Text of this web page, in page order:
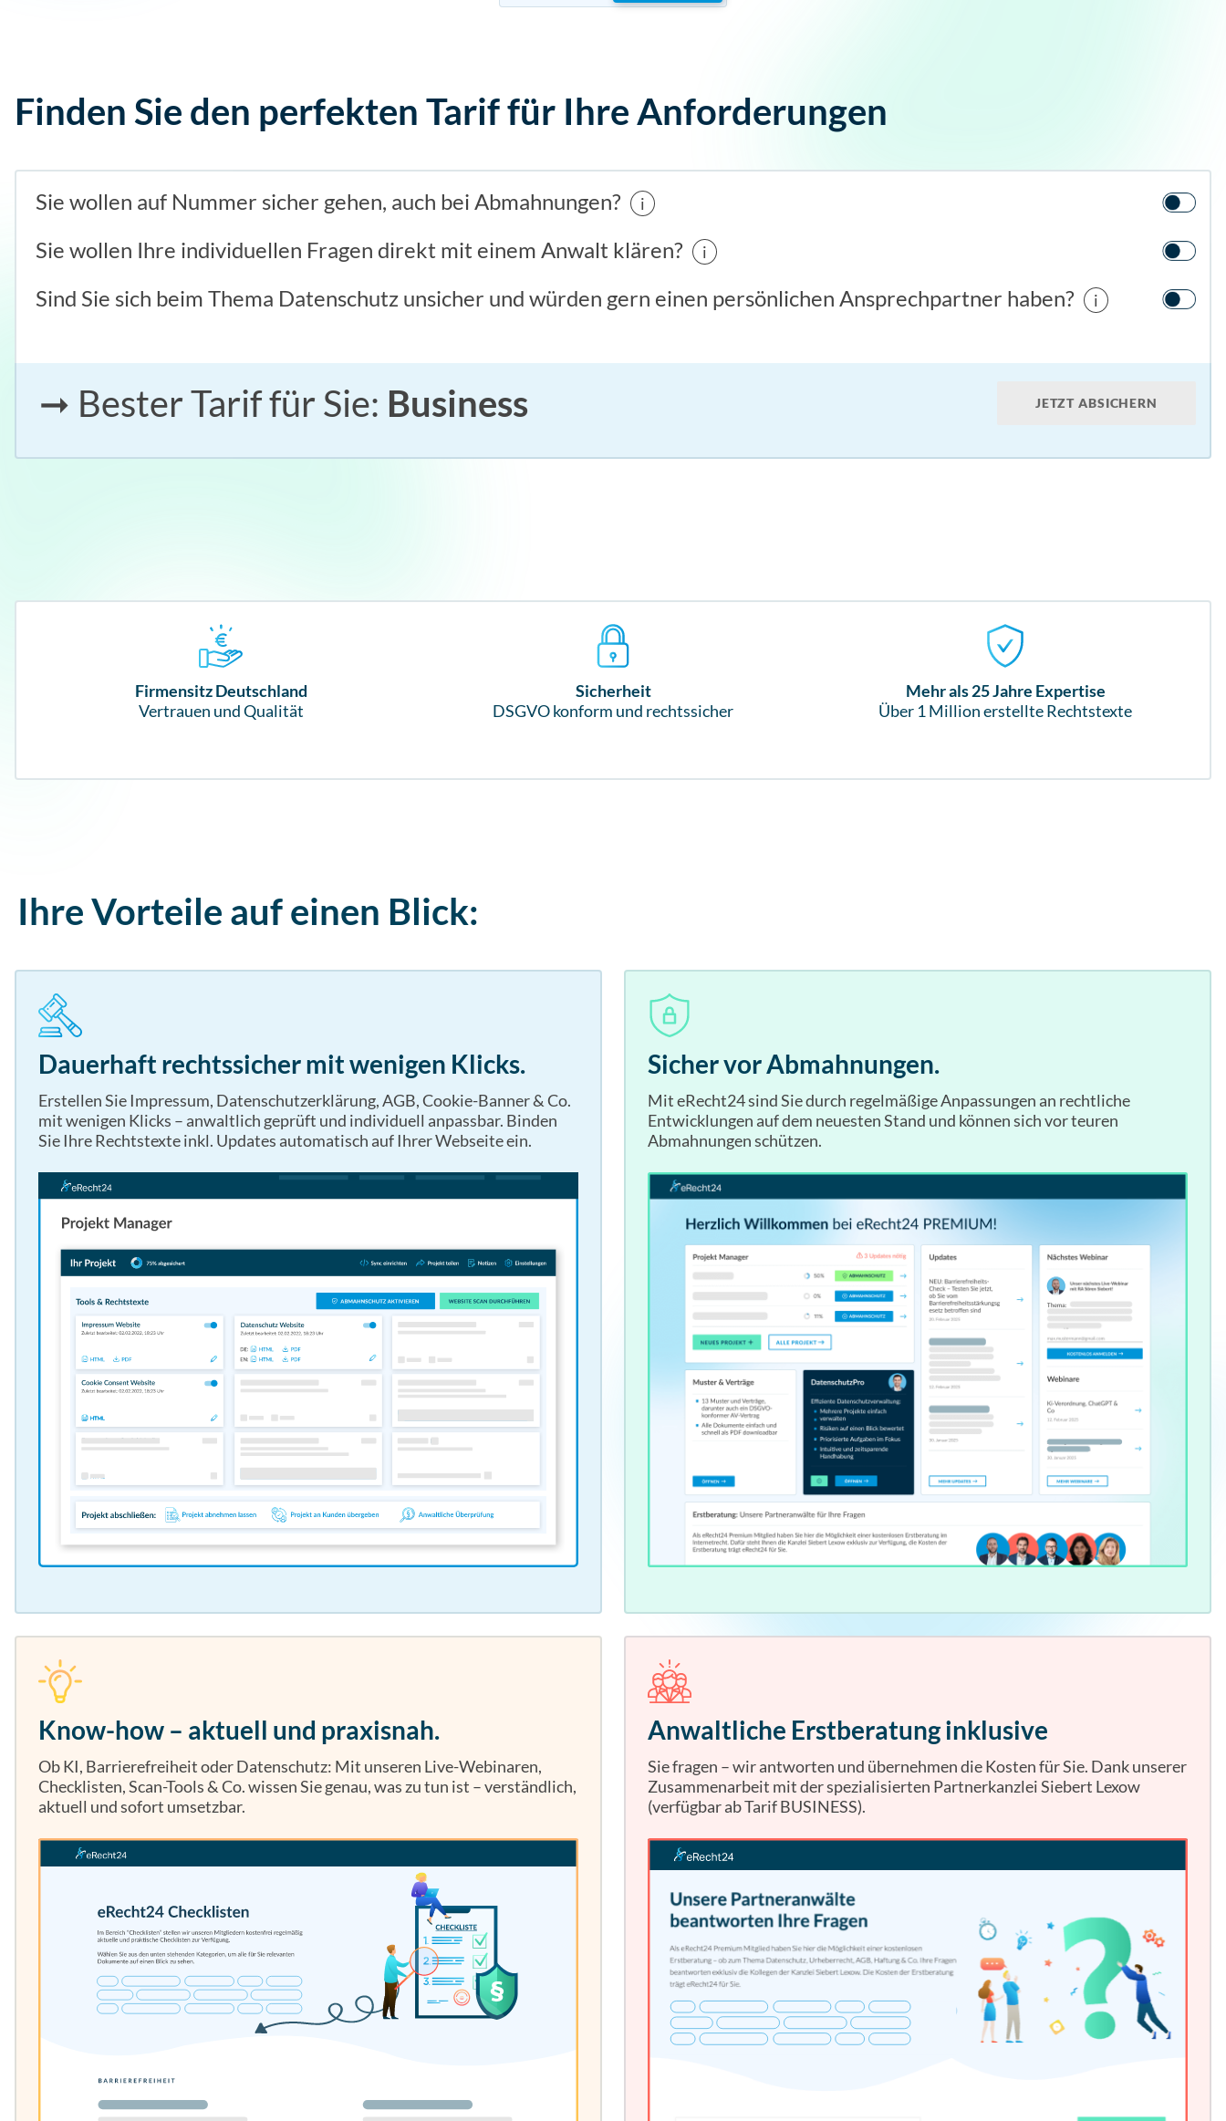
Finden Sie den perfekten Tarif für Ihre Anforderungen
Sie wollen auf Nummer sicher gehen, auch bei Abmahnungen? i
Sie wollen Ihre individuellen Fragen direkt mit einem Anwalt klären? i
Sind Sie sich beim Thema Datenschutz unsicher und würden gern einen persönlichen Ansprechpartner haben? i
➞ Bester Tarif für Sie: Business JETZT ABSICHERN
Firmensitz Deutschland
Vertrauen und Qualität
Sicherheit
DSGVO konform und rechtssicher
Mehr als 25 Jahre Expertise
Über 1 Million erstellte Rechtstexte
Ihre Vorteile auf einen Blick:
Dauerhaft rechtssicher mit wenigen Klicks.
Erstellen Sie Impressum, Datenschutzerklärung, AGB, Cookie-Banner & Co.
mit wenigen Klicks – anwaltlich geprüft und individuell anpassbar. Binden
Sie Ihre Rechtstexte inkl. Updates automatisch auf Ihrer Webseite ein.
Sicher vor Abmahnungen.
Mit eRecht24 sind Sie durch regelmäßige Anpassungen an rechtliche
Entwicklungen auf dem neuesten Stand und können sich vor teuren
Abmahnungen schützen.
Know-how – aktuell und praxisnah.
Ob KI, Barrierefreiheit oder Datenschutz: Mit unseren Live-Webinaren,
Checklisten, Scan-Tools & Co. wissen Sie genau, was zu tun ist – verständlich,
aktuell und sofort umsetzbar.
Anwaltliche Erstberatung inklusive
Sie fragen – wir antworten und übernehmen die Kosten für Sie. Dank unserer
Zusammenarbeit mit der spezialisierten Partnerkanzlei Siebert Lexow
(verfügbar ab Tarif BUSINESS).